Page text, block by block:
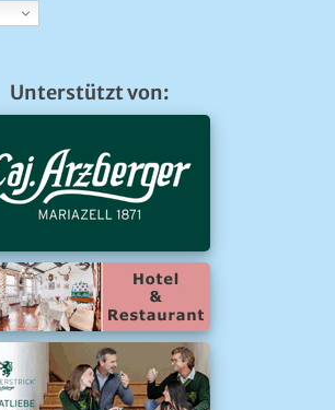
Unterstützt von: